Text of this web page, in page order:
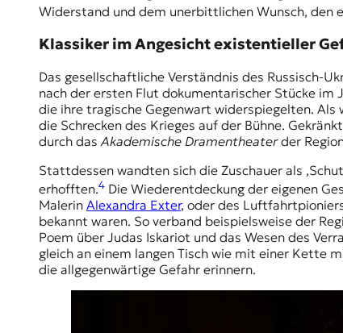
Widerstand und dem unerbittlichen Wunsch, den
Klassiker im Angesicht existentieller
Das gesellschaftliche Verständnis des Russisch-
nach der ersten Flut dokumentarischer Stücke im
die ihre tragische Gegenwart widerspiegelten.
die Schrecken des Krieges auf der Bühne.
durch das Akademische Dramentheaterder
Stattdessen wandten sich die Zuschauer als
erhofften.4 Die Wiederentdeckung der eigenen
Malerin Alexandra Exter, oder des
bekannt waren. So verband beispielsweise der
Poem über Judas Iskariot und das Wesen des
gleich an einem langen Tisch wie mit einer Kette
die allgegenwärtige Gefahr erinnern.